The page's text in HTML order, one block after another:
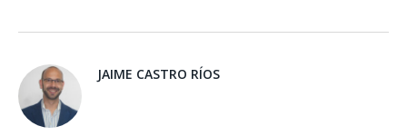
JAIME CASTRO RÍOS